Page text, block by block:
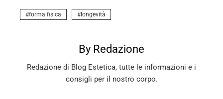
forma fisica longevità
By Redazione
Redazione di Blog Estetica, tutte le informazioni e i
consigli per il nostro corpo.